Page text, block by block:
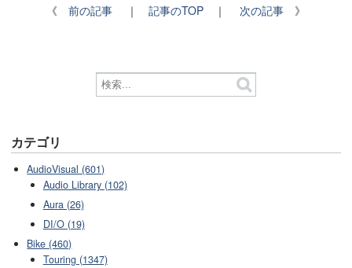
《 前の記事 ｜ 記事のTOP ｜ 次の記事 》
カテゴリ
AudioVisual (601)
Audio Library (102)
Aura (26)
DI/O (19)
Bike (460)
Touring (1347)